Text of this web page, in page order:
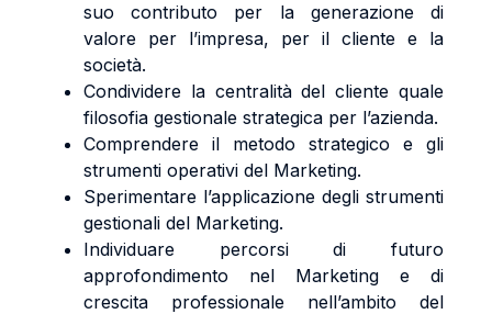
suo contributo per la generazione di
valore per l’impresa, per il cliente e la
società.
Condividere la centralità del cliente quale
filosofia gestionale strategica per l’azienda.
Comprendere il metodo strategico e gli
strumenti operativi del Marketing.
Sperimentare l’applicazione degli strumenti
gestionali del Marketing.
Individuare percorsi di futuro
approfondimento nel Marketing e di
crescita professionale nell’ambito del